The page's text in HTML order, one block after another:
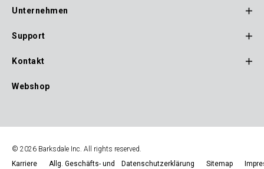
Unternehmen
Support
Kontakt
Webshop
© 2026 Barksdale Inc. All rights reserved.
Karriere
Allg. Geschäfts- und
Datenschutzerklärung Sitemap